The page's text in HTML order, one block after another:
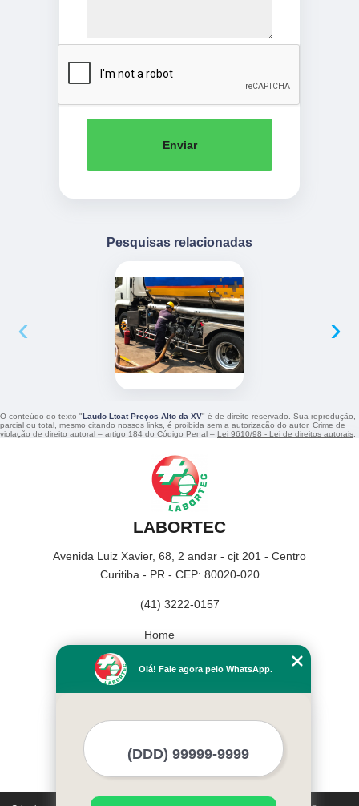
Enviar
Pesquisas relacionadas
‹ ›
O conteúdo do texto "Laudo Ltcat Preços Alto da XV" é de direito reservado. Sua reprodução,
parcial ou total, mesmo citando nossos links, é proibida sem a autorização do autor. Crime de
violação de direito autoral – artigo 184 do Código Penal – Lei 9610/98 - Lei de direitos autorais
LABORTEC
Avenida Luiz Xavier, 68, 2 andar - cjt 201 - Centro
Curitiba - PR - CEP: 80020-020
(41) 3222-0157
Home
Missão
Olá! Fale agora pelo WhatsApp.